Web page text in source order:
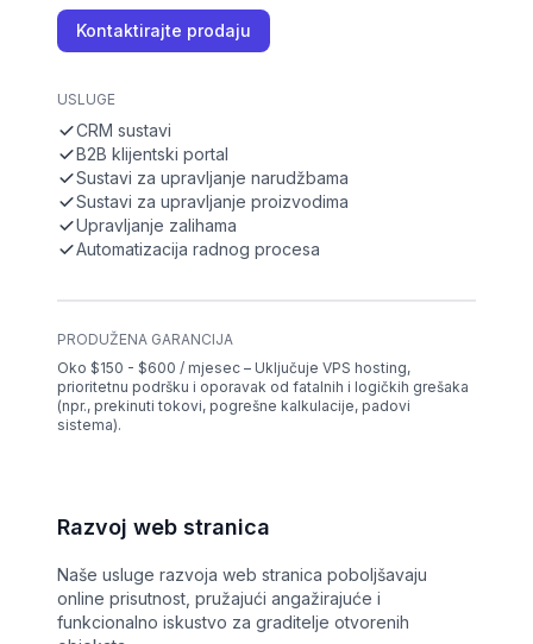
Kontaktirajte prodaju
USLUGE
CRM sustavi
B2B klijentski portal
Sustavi za upravljanje narudžbama
Sustavi za upravljanje proizvodima
Upravljanje zalihama
Automatizacija radnog procesa
PRODUŽENA GARANCIJA
Oko $150 - $600 / mjesec – Uključuje VPS hosting,
prioritetnu podršku i oporavak od fatalnih i logičkih grešaka
(npr., prekinuti tokovi, pogrešne kalkulacije, padovi
sistema).
Razvoj web stranica
Naše usluge razvoja web stranica poboljšavaju
online prisutnost, pružajući angažirajuće i
funkcionalno iskustvo za graditelje otvorenih